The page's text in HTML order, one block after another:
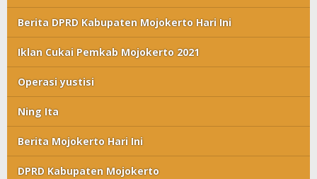
Berita DPRD Kabupaten Mojokerto Hari Ini
Iklan Cukai Pemkab Mojokerto 2021
Operasi yustisi
Ning Ita
Berita Mojokerto Hari Ini
DPRD Kabupaten Mojokerto